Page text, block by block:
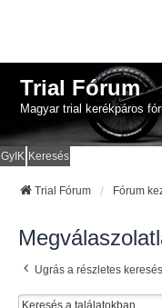
Trial Fórum
Magyar trial kerékpáros
GyIK Keresés
Trial Fórum Fórum
Ugrás a részletes